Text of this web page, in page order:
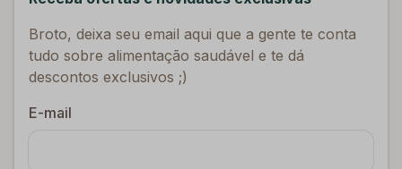
Broto, deixa seu email aqui que a gente te conta
tudo sobre alimentação saudável e te dá
descontos exclusivos ;)
E-mail